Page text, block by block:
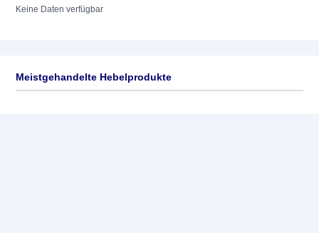
Keine Daten verfügbar
Meistgehandelte Hebelprodukte